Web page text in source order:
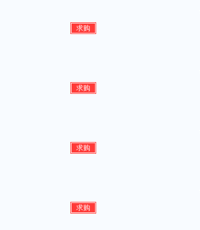
求购
求购
求购
求购